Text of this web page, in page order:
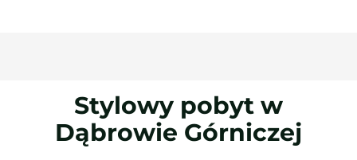
Stylowy pobyt w
Dąbrowie Górniczej